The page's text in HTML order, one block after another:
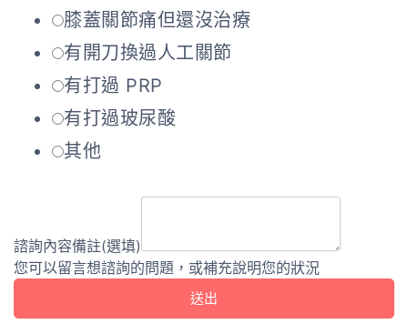
膝蓋關節痛但還沒治療
有開刀換過人工關節
有打過 PRP
有打過玻尿酸
其他
諮詢內容備註(選填)
您可以留言想諮詢的問題，或補充說明您的狀況
送出